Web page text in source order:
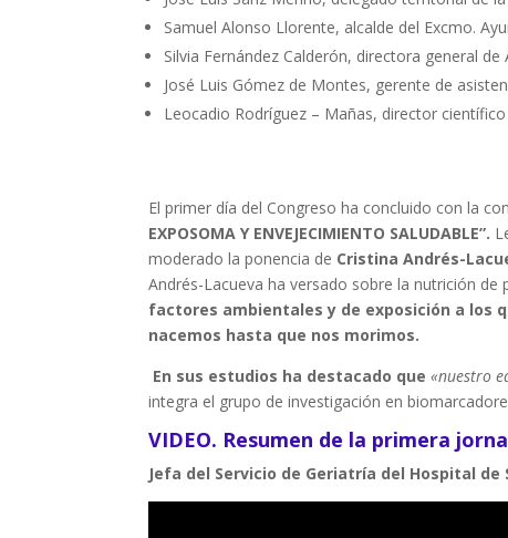
Samuel Alonso Llorente, alcalde del Excmo.
Silvia Fernández Calderón, directora general
José Luis Gómez de Montes, gerente de
Leocadio Rodríguez – Mañas, director científico
El primer día del Congreso ha concluido con la
EXPOSOMA Y ENVEJECIMIENTO SALUDABLE”.
moderado la ponencia de Cristina Andrés-
Andrés-Lacueva ha versado sobre la nutrición
factores ambientales y de exposición a los
nacemos hasta que nos morimos.
En sus estudios ha destacado que«nuestro
integra el grupo de investigación en
VIDEO. Resumen de la primera
Jefa del Servicio de Geriatría del Hospital de